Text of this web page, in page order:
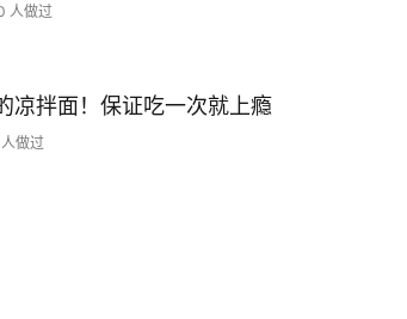
人做过
凉拌面！保证吃一次就上瘾
做过